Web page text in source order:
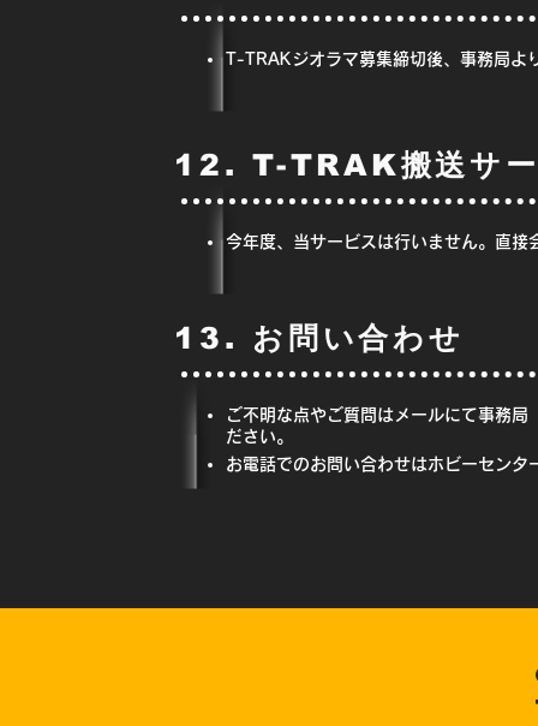
T-TRAKジオラマ募集締切後、事務局よ
12. T-TRAK搬送サ
今年度、当サービスは行いません。直
13. お問い合わせ
ご不明な点やご質問はメールにて事務局
ださい。
お電話でのお問い合わせはホビーセン